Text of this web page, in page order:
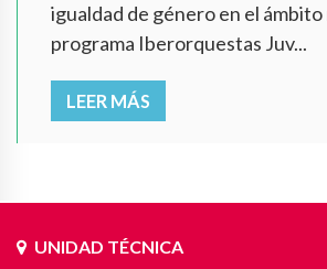
igualdad de género en el ámbito
programa Iberorquestas Juv...
LEER MÁS
UNIDAD TÉCNICA